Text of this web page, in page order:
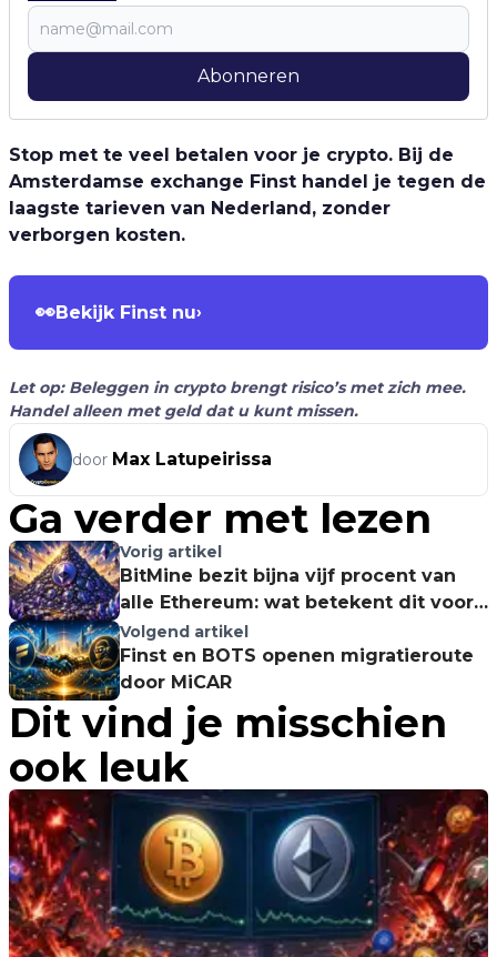
Abonneren
Stop met te veel betalen voor je crypto. Bij de
Amsterdamse exchange Finst handel je tegen de
laagste tarieven van Nederland, zonder
verborgen kosten.
👀Bekijk Finst nu›
Let op: Beleggen in crypto brengt risico’s met zich mee.
Handel alleen met geld dat u kunt missen.
door Max Latupeirissa
Ga verder met lezen
Vorig artikel
BitMine bezit bijna vijf procent van
alle Ethereum: wat betekent dit voor
de markt?
Volgend artikel
Finst en BOTS openen migratieroute
door MiCAR
Dit vind je misschien
ook leuk